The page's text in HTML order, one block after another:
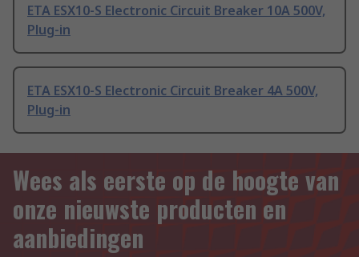
ETA ESX10-S Electronic Circuit Breaker 10A 500V,
Plug-in
ETA ESX10-S Electronic Circuit Breaker 4A 500V,
Plug-in
Wees als eerste op de hoogte van
onze nieuwste producten en
aanbiedingen